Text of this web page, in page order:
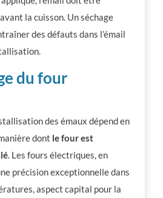
la cuisson. Un séchage
des défauts dans l’émail
du four
des émaux dépend en
dont le four est
. Les fours électriques, en
précision exceptionnelle dans
aspect capital pour la